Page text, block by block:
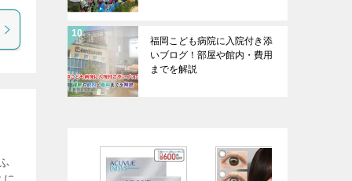
福岡こども病院に入院付き添
いブログ！部屋や館内・費用
までを解説